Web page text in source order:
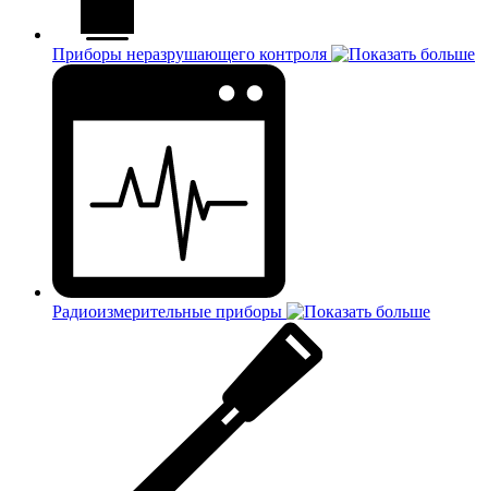
Приборы неразрушающего контроля
Радиоизмерительные приборы